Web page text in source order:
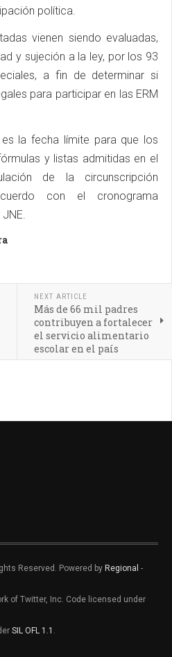
política.
vienen siendo evaluadas,
y sujeción a la ley, por los 93
a fin de determinar si
para participar en las ERM
la fecha límite para que los
y listas admitidas en el
de la circunscripción
con el cronograma
NEXT ARTICLE
Más de 66 mil padres
contribuyen a fortalecer
el servicio alimentario
escolar en el país
Reserved. Powered by Regional -
of Twitter, Inc. Code licensed under
SIL OFL 1.1 .